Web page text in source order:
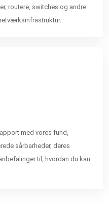
routere, switches og andre
med vores fund,
sårbarheder, deres
til, hvordan du kan